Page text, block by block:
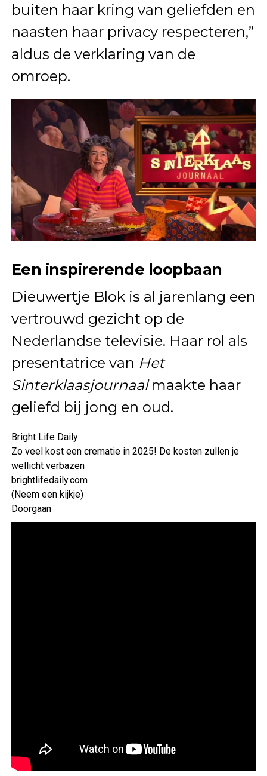
buiten haar kring van geliefden en
naasten haar privacy respecteren,”
aldus de verklaring van de
omroep.
Een inspirerende loopbaan
Dieuwertje Blok is al jarenlang een
vertrouwd gezicht op de
Nederlandse televisie. Haar rol als
presentatrice van Het
Sinterklaasjournaalmaakte haar
geliefd bij jong en oud.
Bright Life Daily
Zo veel kost een crematie in 2025! De kosten zullen je
wellicht verbazen
brightlifedaily.com
(Neem een kijkje)
Doorgaan